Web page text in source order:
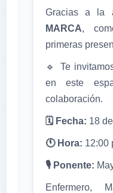
Gracias a la
MARCA,
primeras
🔹 Te
en este
colaboración.
🗓 Fecha: 18
🕚 Hora: 12:00
🎙 Ponente:
Enfermero,